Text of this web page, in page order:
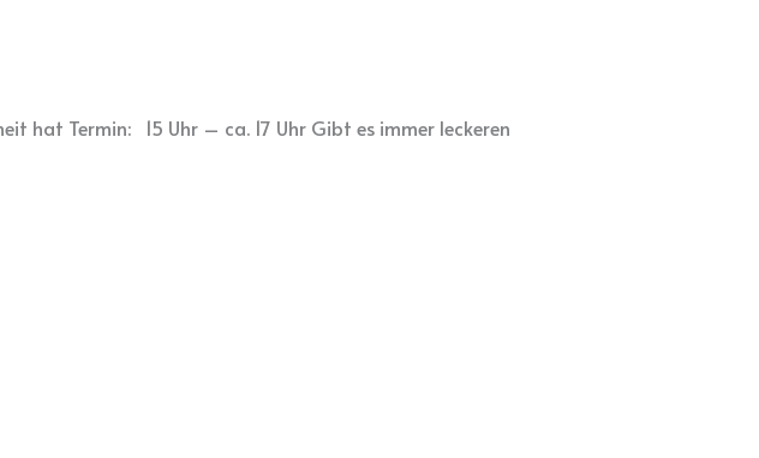
hat Termin: 15 Uhr – ca. 17 Uhr Gibt es immer leckeren